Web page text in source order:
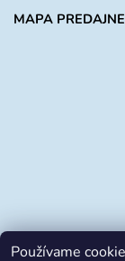
MAPA PREDAJNE
Používame